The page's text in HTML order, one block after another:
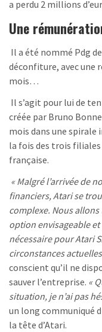
a perdu 2 millions
Une
Il a été nommé Pdg
déconfiture, avec une
mois…
Il s’agit pour lui de
créée par Bruno
mois dans une
la fois des trois
française.
« Malgré l’arrivée de
financiers, Atari se
complexe. Nous
option envisageable
nécessaire pour Atari
circonstances
conscient qu’il ne
sauver l’entreprise. « Q
situation, je n’ai pas
un long communiqué
la tête d’Atari.